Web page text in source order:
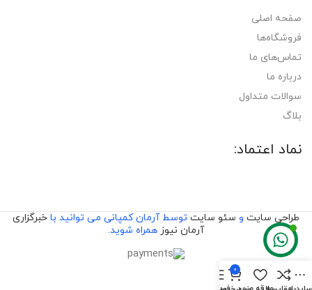
صفحه اصلی
فروشگاه‌ها
تماس‌های ما
درباره ما
سوالات متداول
بلاگ
نماد اعتماد:
طراحی سایت و سئو سایت توسط آرمان کمپانی می توانید با خبرگزاری
آرمان نیوز همراه شوید.
0